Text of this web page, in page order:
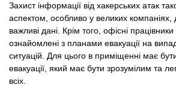
Захист інформації від хакерських атак
аспектом, особливо у великих
важливі дані. Крім того, офісні
ознайомлені з планами евакуації на
ситуацій. Для цього в приміщенні має
евакуації, який має бути зрозумілим та
всіх.